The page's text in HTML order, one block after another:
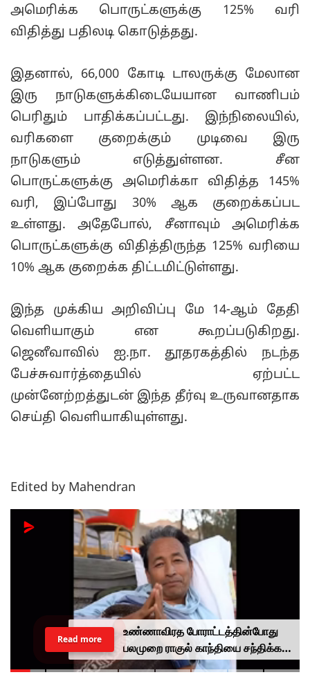
அமெரிக்க பொருட்களுக்கு 125% வரி
விதித்து பதிலடி கொடுத்தது.
இதனால், 66,000 கோடி டாலருக்கு மேலான
இரு நாடுகளுக்கிடையேயான வாணிபம்
பெரிதும் பாதிக்கப்பட்டது. இந்நிலையில்,
வரிகளை குறைக்கும் முடிவை இரு
நாடுகளும் எடுத்துள்ளன. சீன
பொருட்களுக்கு அமெரிக்கா விதித்த 145%
வரி, இப்போது 30% ஆக குறைக்கப்பட
உள்ளது. அதேபோல், சீனாவும் அமெரிக்க
பொருட்களுக்கு விதித்திருந்த 125% வரியை
10% ஆக குறைக்க திட்டமிட்டுள்ளது.
இந்த முக்கிய அறிவிப்பு மே 14-ஆம் தேதி
வெளியாகும் என கூறப்படுகிறது.
ஜெனீவாவில் ஐ.நா. தூதரகத்தில் நடந்த
பேச்சுவார்த்தையில் ஏற்பட்ட
முன்னேற்றத்துடன் இந்த தீர்வு உருவானதாக
செய்தி வெளியாகியுள்ளது.
Edited by Mahendran
உண்ணாவிரத போராட்டத்தின்போது
பலமுறை ராகுல் காந்தியை சந்திக்க
முயன்றாரா சோனம் வாங்சுக்
Read more